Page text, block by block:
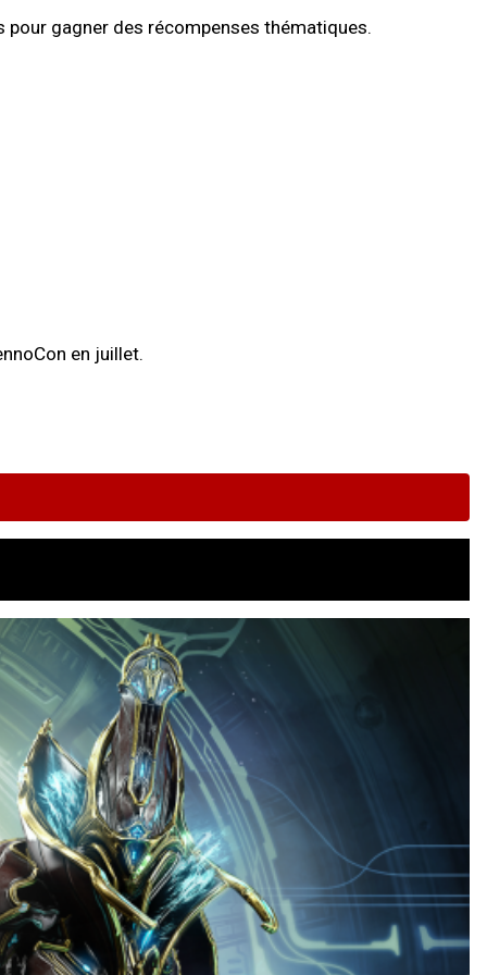
gagner des récompenses thématiques.
en juillet.